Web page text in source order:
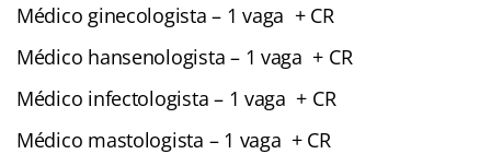
Médico ginecologista – 1 vaga + CR
Médico hansenologista – 1 vaga + CR
Médico infectologista – 1 vaga + CR
Médico mastologista – 1 vaga + CR